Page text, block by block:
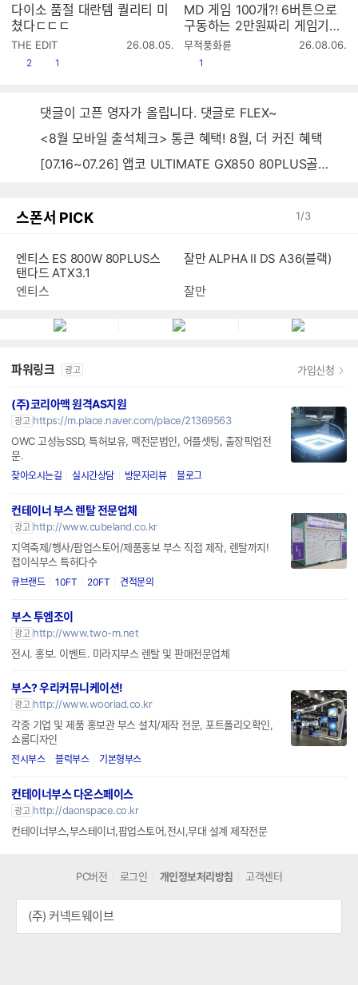
다이소 품절 대란템 퀄리티 미
쳤다ㄷㄷㄷ
THE EDIT
작
26.08.05.
공감
2 1
MD 게임 100개?! 6버튼으로
구동하는 2만원짜리 게임기는
과연?
무적풍화륜
작
26.08.06.
1
댓글이 고픈 영자가 올립니다. 댓글로 FLEX~
<8월 모바일 출석체크> 통큰 혜택! 8월, 더 커진 혜택
[07.16~07.26] 앱코 ULTIMATE GX850 80PLUS골드 풀모듈러 ATX3.0 블랙
스폰서 PICK 1/3
엔티스 ES 800W 80PLUS스
탠다드 ATX3.1
파워링크 광고
(주)코리아맥 원격AS지원
광고 https://m.place.naver.com/place/21369563
OWC 고성능SSD, 특허보유, 맥전문법인, 어플셋팅, 출장픽업전
문.
찾아오시는길 실시간상담 방문자리뷰
컨테이너 부스 렌탈 전문업체
광고 http://www.cubeland.co.kr
지역축제/행사/팝업스토어/제품홍보 부스 직접 제작, 렌탈까지!
접이식부스 특허다수
큐브랜드 10FT
부스 투엠조이
광고
http://www.two-m.net
전시. 홍보. 이벤트. 미라지부스 렌탈 및 판매전문업체
부스? 우리커뮤니케이션!
광고 http://www.wooriad.co.kr
각종 기업 및 제품 홍보관 부스 설치/제작 전문, 포트폴리오확인,
쇼룸디자인
전시부스 블럭부스 기본형부스
컨테이너부스 다온스페이스
광고 http://daonspace.co.kr
PC버전 로그인 개인정보처리방침 고객센터